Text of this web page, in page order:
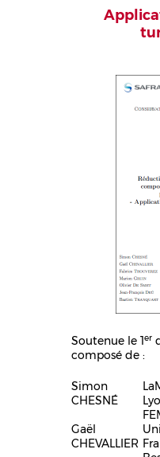
Soutenue le 1er
composé de :
Simon
CHESNÉ
Gaël
CHEVALLIER